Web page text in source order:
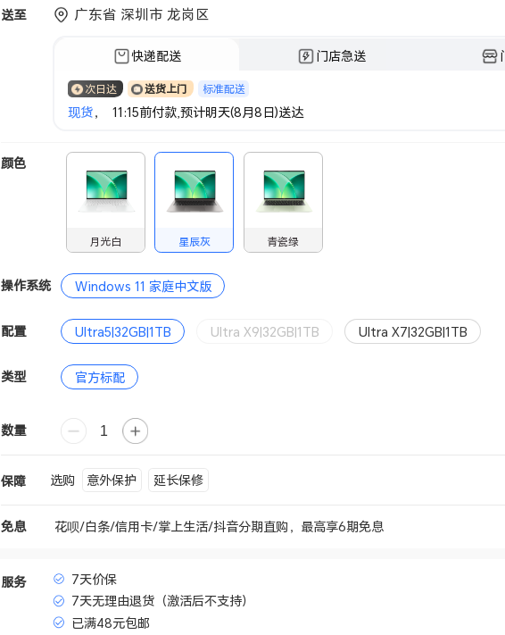
送至 广东省 深圳市 龙岗区
快递配送 门店急送
次日达 送货上门 标准配送
现货， 11:15前付款,预计明天(8月8日)送达
颜色
月光白 星辰灰 青瓷绿
操作系统 Windows 11 家庭中文版
配置 Ultra5|32GB|1TB Ultra X9|32GB|1TB Ultra X7|32GB|1TB
类型 官方标配
数量
保障 选购 意外保护 延长保修
免息 花呗/白条/信用卡/掌上生活/抖音分期直购，最高享6期免息
服务
7天价保
7天无理由退货（激活后不支持）
已满48元包邮